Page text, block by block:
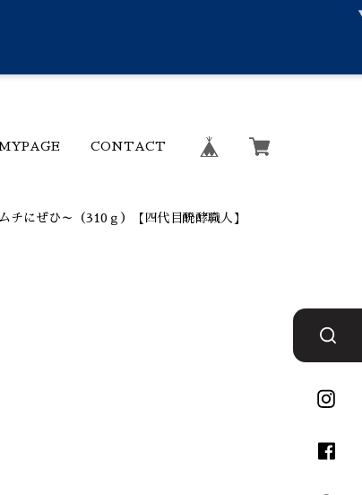
CONTACT
にぜひ～（310ｇ）【四代目醗酵職人】